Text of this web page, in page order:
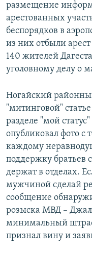
размещение
арестованных
беспорядков в
из них отбыли
140 жителей
уголовному делу о
Ногайский
"митинговой"
разделе "мой
опубликовал фото с
каждому
поддержку братьев
держат в отделах.
мужчиной сделай
сообщение
розыска МВД –
минимальный
признал вину и